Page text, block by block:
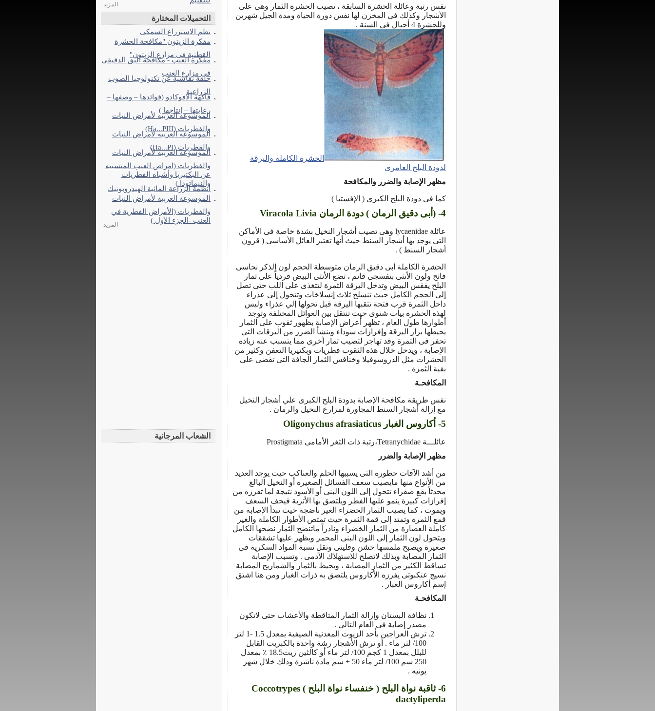
نفس رتبة وعائلة الحشرة السابقة ، تصيب الحشرة الثمار وهى على
الأشجار وكذلك فى المخزن لها نفس دورة الحياة ومدة الجيل شهرين
وللحشرة 4 أجيال فى السنة .
الحشرة الكاملة واليرقة
لدودة البلح العامرى
مظهر الإصابة والضرر والمكافحة
كما فى دودة البلح الكبرى ( الإفستيا )
4- (أبى دقيق الرمان ) دودة الرمان Viracola Livia
عائلة lycaenidae وهى تصيب أشجار النخيل بشدة خاصة فى الأماكن
التى يوجد بها أشجار السنط حيث أنها تعتبر العائل الأساسى ( قرون
أشجار السنط ) .
الحشرة الكاملة أبى دقيق الرمان متوسطة الحجم لون الذكر نحاسى
فاتح ولون الأنثى بنفسجى قاتم ، تضع الأنثى البيض فردياً على ثمار
البلح يفقس البيض وتدخل اليرقة الثمرة لتتغذى على اللب حتى تصل
إلى الحجم الكامل حيث تنسلخ ثلاث إنسلاخات وتتحول إلى عذراء
داخل الثمرة قرب فتحة تثقبها اليرقة قبل تحولها إلي عذراء وليس
لهذه الحشرة بيات شتوى حيث تنتقل بين العوائل المختلفة وتوجد
أطوارها طول العام ، تظهر أعراض الإصابة بظهور ثقوب على الثمار
يحيطها براز اليرقة وإفرازات سوداء وينشأ الضرر من اليرقات التى
تحفر فى الثمرة وقد تهاجر لتصيب ثمار أخرى مما يتسبب عنه زيادة
الإصابة ، ويدخل خلال هذه الثقوب فطريات وبكتيريا التعفن وكثير من
الحشرات مثل الدروسوفيلا وخنافس الثمار الجافة التى تقضى على
بقية الثمرة .
المكافحـة
نفس طريقة مكافحة الإصابة بدودة البلح الكبرى علي أشجار النخيل
مع إزالة أشجار السنط المجاورة لمزارع النخيل والرمان .
5- أكاروس الغبار Oligonychus afrasiaticus
عائلـــة Tetranychidae،رتبة ذات الثغر الأمامى Prostigmata
مظهر الإصابة والضرر
من أشد الآفات خطورة التى يسببها الحلم والعناكب حيث يوجد العديد
من الأنواع منها مايصيب سعف الفسائل الصغيرة أو النخيل البالغ
محدثاً بقع صفراء تتحول إلى اللون البنى أو الأسود نتيجة لما تفرزه من
إفرازات كبيرة ينمو عليها الفطر ويلتصق بها الأتربة فيجف السعف
ويموت ، كما يصيب الثمار الخضراء الغير ناضجة حيث تبدأ الإصابة من
قمع الثمرة وتمتد إلى قمة الثمرة حيث تمتص الأطوار الكاملة والغير
كاملة العصارة من الثمار الخضراء ونادراً ماتنضج الثمار نضجها الكامل
ويتحول لون الثمار إلى اللون البنى المحمر ويظهر عليها تشققات
صغيرة ويصبح ملمسها خشن وفلينى وتقل نسبة المواد السكرية فى
الثمار المصابة وبذلك لاتصلح للاستهلاك الآدمى . وتسبب الإصابة
تساقط الكثير من الثمار المصابة ، ويحيط بالثمار والشماريخ المصابة
نسيج عنكبوتى يفرزه الأكاروس يلتصق به ذرات الغبار ومن هنا اشتق
إسم أكاروس الغبار .
المكافحـة
نظافة البستان وإزالة الثمار المتاقطة والأعشاب حتى لاتكون
مصدر إصابة فى العام التالى .
ترش العراجين بأحد الزيوت المعدنية الصيفية بمعدل 1.5 -1 لتر
100/ لتر ماء . أو ترش الأشجار رشة واحدة بالكبريت القابل
للبلل بمعدل 1 كجم 100/ لتر ماء أو كالثين زيت18.5 ٪ بمعدل
250 سم 100/ لتر ماء 50 + سم مادة ناشرة وذلك خلال شهر
يونيه .
6- ثاقبة نواة البلح ( خنفساء نواة البلح ) Coccotrypes
dactyliperda
المزيد
التحميلات المختارة
نظم الاستزراع السمكى
مفكرة الزيتون "مكافحة الحشرة
القطنية فى مزارع الزيتون"
مفكرة العنب - مكافحة البق الدقيقى
فى مزارع العنب
حلقة نقاشية عن تكنولوجيا الصوب
الزراعية
فاكهة الافوكادو (فوائدها – وصفها –
رعايتها – إنتاجها )
الموسوعه العربيه لأمراض النبات
والفطريات (Ha...PIII)
الموسوعه العربيه لأمراض النبات
والفطريات (Ha...PI)
الموسوعه العربيه لأمراض النبات
والفطريات (امراض العنب المتسببه
عن البكتيريا وأشباه الفطريات
والنيماتودا )
أنظمة الزراعة المائية الهيدروبونيك
الموسوعة العربية لأمراض النبات
والفطريات (الأمراض الفطرية في
العنب -الجزء الأول )
المزيد
الشعاب المرجانية